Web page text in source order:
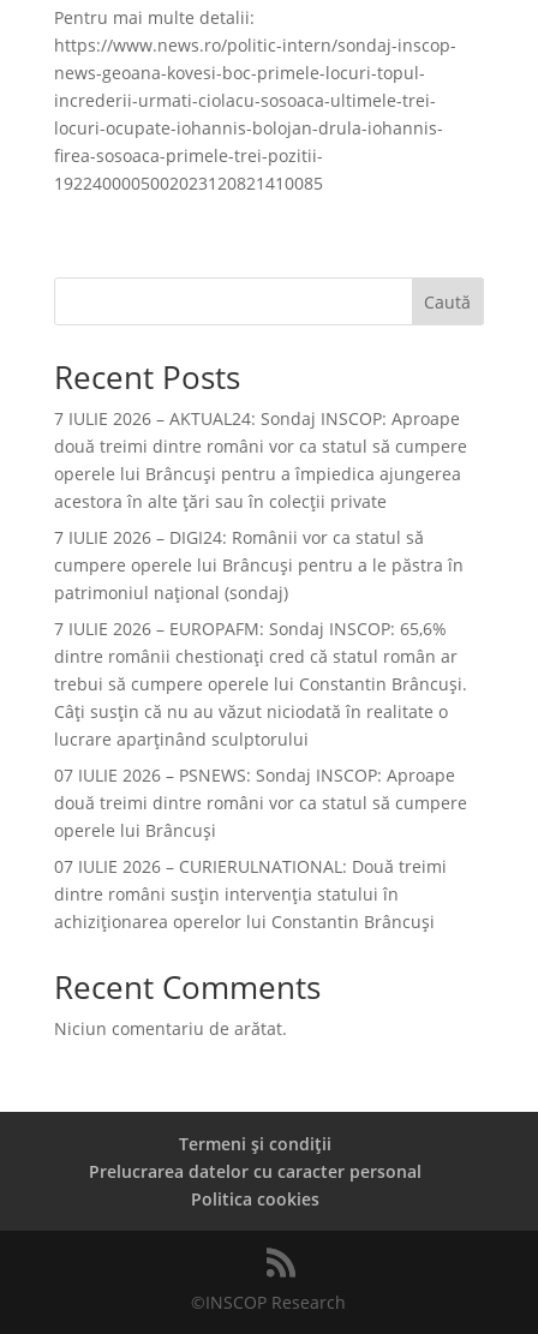
Pentru mai multe detalii:
https://www.news.ro/politic-intern/sondaj-inscop-
news-geoana-kovesi-boc-primele-locuri-topul-
increderii-urmati-ciolacu-sosoaca-ultimele-trei-
locuri-ocupate-iohannis-bolojan-drula-iohannis-
firea-sosoaca-primele-trei-pozitii-
1922400005002023120821410085
Caută
Recent Posts
7 IULIE 2026 – AKTUAL24: Sondaj INSCOP: Aproape
două treimi dintre români vor ca statul să cumpere
operele lui Brâncuşi pentru a împiedica ajungerea
acestora în alte ţări sau în colecţii private
7 IULIE 2026 – DIGI24: Românii vor ca statul să
cumpere operele lui Brâncuși pentru a le păstra în
patrimoniul național (sondaj)
7 IULIE 2026 – EUROPAFM: Sondaj INSCOP: 65,6%
dintre românii chestionați cred că statul român ar
trebui să cumpere operele lui Constantin Brâncuși.
Câți susțin că nu au văzut niciodată în realitate o
lucrare aparținând sculptorului
07 IULIE 2026 – PSNEWS: Sondaj INSCOP: Aproape
două treimi dintre români vor ca statul să cumpere
operele lui Brâncuși
07 IULIE 2026 – CURIERULNATIONAL: Două treimi
dintre români susțin intervenția statului în
achiziționarea operelor lui Constantin Brâncuși
Recent Comments
Niciun comentariu de arătat.
Termeni și condiții
Prelucrarea datelor cu caracter personal
Politica cookies
©INSCOP Research